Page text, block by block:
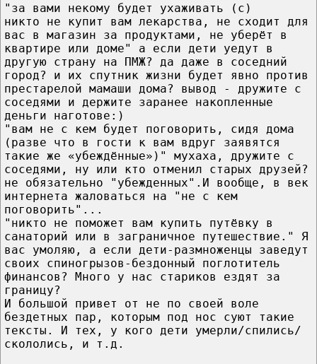
"за вами некому будет ухаживать (с)
никто не купит вам лекарства, не сходит для
вас в магазин за продуктами, не уберёт в
квартире или доме" а если дети уедут в
другую страну на ПМЖ? да даже в соседний
город? и их спутник жизни будет явно против
престарелой мамаши дома? вывод - дружите с
соседями и держите заранее накопленные
деньги наготове:)
"вам не с кем будет поговорить, сидя дома
(разве что в гости к вам вдруг заявятся
такие же «убеждённые»)" мухаха, дружите с
соседями, ну или кто отменил старых друзей?
не обязательно "убежденных".И вообще, в век
интернета жаловаться на "не с кем
поговорить"...
"никто не поможет вам купить путёвку в
санаторий или в заграничное путешествие." Я
вас умоляю, а если дети-размноженцы заведут
своих спиногрызов-бездонный поглотитель
финансов? Много у нас стариков ездят за
границу?
И большой привет от не по своей воле
бездетных пар, которым под нос суют такие
тексты. И тех, у кого дети умерли/спились/
скололись, и т.д.